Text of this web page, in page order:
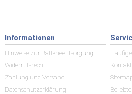
Informationen
Hinweise zur Batterieentsorgung
Widerrufsrecht
Zahlung und Versand
Datenschutzerklärung
Kontakt